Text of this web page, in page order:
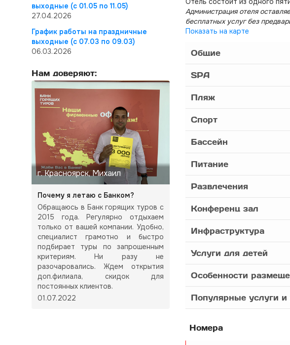
выходные (с 01.05 по 11.05)
27.04.2026
График работы на праздничные
выходные (с 07.03 по 09.03)
06.03.2026
Нам доверяют:
г. Красноярск, Михаил
Почему я летаю с Банком?
Обращаюсь в Банк горящих туров с
2015 года. Регулярно отдыхаем
только от вашей компании. Удобно,
специалист грамотно и быстро
подбирает туры по запрошенным
критериям. Ни разу не
разочаровались. Ждем открытия
доп.филиала, скидок для
постоянных клиентов.
01.07.2022
Администрация отеля
бесплатных услуг без
Показать на карте
Общие
SPA
Пляж
Спорт
Бассейн
Питание
Развлечения
Конференц зал
Инфраструктура
Услуги для детей
Особенности
Популярные услуги и
Номера